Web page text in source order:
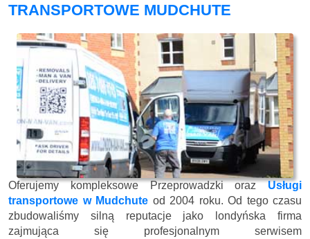
TRANSPORTOWE MUDCHUTE
Oferujemy kompleksowe Przeprowadzki orazUsługi
transportowe w Mudchute od 2004 roku. Od tego czasu
zbudowaliśmy silną reputacje jako londyńska firma
zajmująca się profesjonalnym serwisem